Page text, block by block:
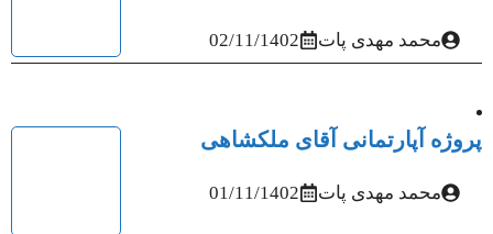
02/11/1402 محمد مهدی پات
پروژه آپارتمانی آقای ملکشاهی
01/11/1402 محمد مهدی پات